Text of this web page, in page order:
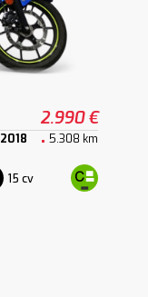
2.990 €
2018 5.308 km
15 cv